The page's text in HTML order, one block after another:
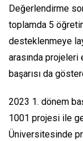
Değerlendirme
toplamda 5
desteklenmeye
arasında
başarısı da
2023 1. dönem
1001 projesi ile
Üniversitesinde